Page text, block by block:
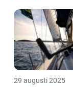
29 augusti 2025